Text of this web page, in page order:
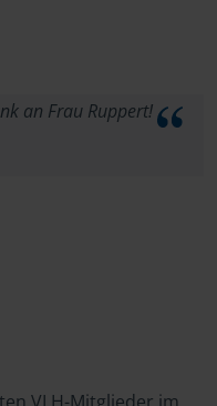
an Frau Ruppert!